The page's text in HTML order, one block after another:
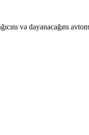
və dayanacağını